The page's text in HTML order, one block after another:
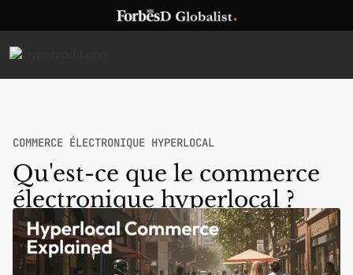
COMMERCE ÉLECTRONIQUE HYPERLOCAL
Qu'est-ce que le commerce
électronique hyperlocal ?